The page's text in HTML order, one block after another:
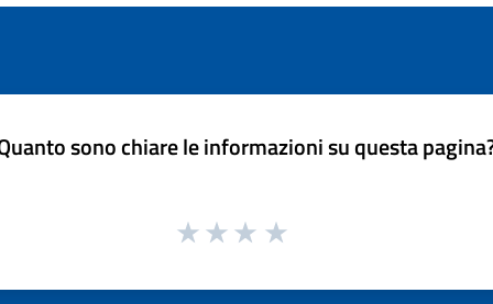
sono chiare le informazioni su questa